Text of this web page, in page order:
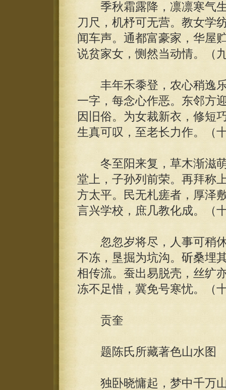
季秋霜露降，凛凛寒气生
刀尺，机杼可无营。教女学
闻车声。通都富豪家，华屋
说贫家女，恻然当动情。（
丰年禾黍登，农心稍逸乐
一字，每念心作恶。东邻方
因旧俗。为女裁新衣，修短
生真可叹，至老长力作。（
冬至阳来复，草木渐滋萌
堂上，子孙列前荣。再拜称
方太平。民无札瘥者，厚泽
言兴学校，庶几教化成。（
忽忽岁将尽，人事可稍休
不冻，垦掘为坑沟。斫桑埋
相传流。蚕出易脱壳，丝纩
冻不足惜，冀免号寒忧。（
贡奎
题陈氏所藏著色山水图
独卧晓慵起，梦中千万山